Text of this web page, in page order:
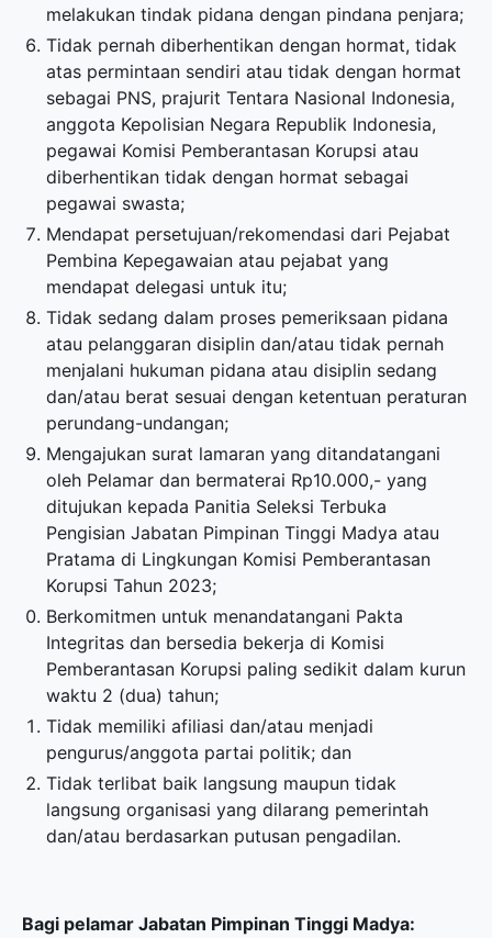
melakukan tindak pidana dengan pindana penjara;
Tidak pernah diberhentikan dengan hormat, tidak
atas permintaan sendiri atau tidak dengan hormat
sebagai PNS, prajurit Tentara Nasional Indonesia,
anggota Kepolisian Negara Republik Indonesia,
pegawai Komisi Pemberantasan Korupsi atau
diberhentikan tidak dengan hormat sebagai
pegawai swasta;
Mendapat persetujuan/rekomendasi dari Pejabat
Pembina Kepegawaian atau pejabat yang
mendapat delegasi untuk itu;
Tidak sedang dalam proses pemeriksaan pidana
atau pelanggaran disiplin dan/atau tidak pernah
menjalani hukuman pidana atau disiplin sedang
dan/atau berat sesuai dengan ketentuan peraturan
perundang-undangan;
Mengajukan surat lamaran yang ditandatangani
oleh Pelamar dan bermaterai Rp10.000,- yang
ditujukan kepada Panitia Seleksi Terbuka
Pengisian Jabatan Pimpinan Tinggi Madya atau
Pratama di Lingkungan Komisi Pemberantasan
Korupsi Tahun 2023;
Berkomitmen untuk menandatangani Pakta
Integritas dan bersedia bekerja di Komisi
Pemberantasan Korupsi paling sedikit dalam kurun
waktu 2 (dua) tahun;
Tidak memiliki afiliasi dan/atau menjadi
pengurus/anggota partai politik; dan
Tidak terlibat baik langsung maupun tidak
langsung organisasi yang dilarang pemerintah
dan/atau berdasarkan putusan pengadilan.
Bagi pelamar Jabatan Pimpinan Tinggi Madya: